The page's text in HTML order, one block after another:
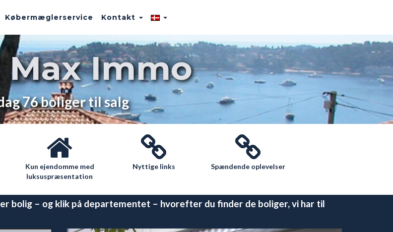
Købermæglerservice Kontakt
Max Immo
76 boliger til salg
Kun ejendomme med
luksuspræsentation
Nyttige links Spændende oplevelser
bolig – og klik på departementet – hvorefter du finder de boliger, vi har til